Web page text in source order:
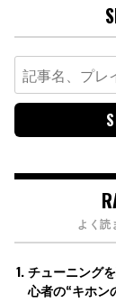
Search
for:
よく読
チューニング
心者の“キホン